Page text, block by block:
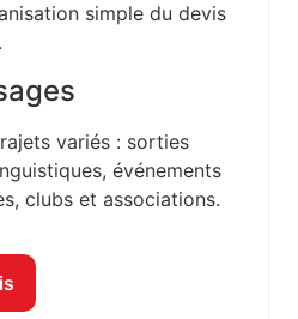
simple du devis
variés : sorties
événements
clubs et associations.